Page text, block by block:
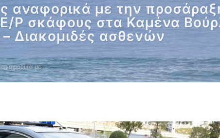
αναφορικά με την
Ρ σκάφους στα Καμένα
Διακομιδές ασθενών
αναφορικά με …